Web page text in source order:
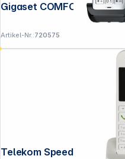
Artikel-Nr.:720575